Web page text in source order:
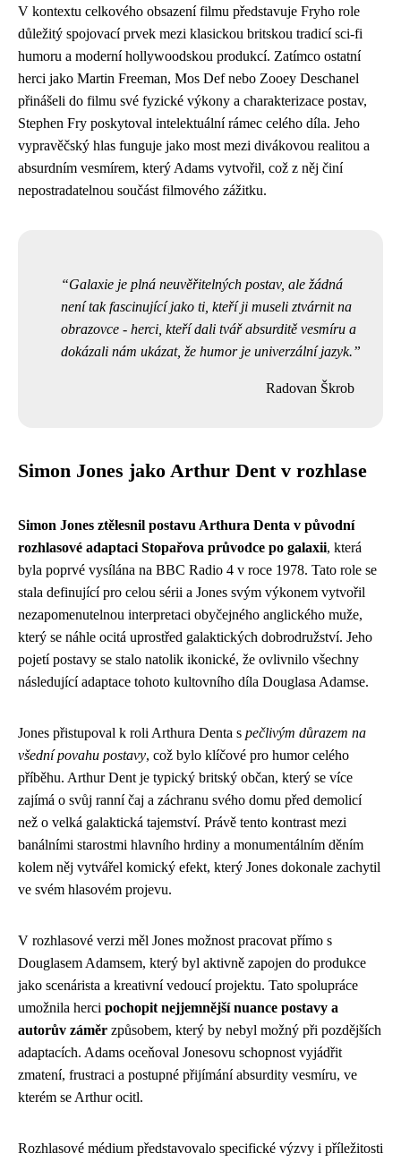
V kontextu celkového obsazení filmu představuje Fryho role
důležitý spojovací prvek mezi klasickou britskou tradicí sci-fi
humoru a moderní hollywoodskou produkcí. Zatímco ostatní
herci jako Martin Freeman, Mos Def nebo Zooey Deschanel
přinášeli do filmu své fyzické výkony a charakterizace postav,
Stephen Fry poskytoval intelektuální rámec celého díla. Jeho
vypravěčský hlas funguje jako most mezi divákovou realitou a
absurdním vesmírem, který Adams vytvořil, což z něj činí
nepostradatelnou součást filmového zážitku.
Galaxie je plná neuvěřitelných postav, ale žádná
není tak fascinující jako ti, kteří ji museli ztvárnit na
obrazovce - herci, kteří dali tvář absurditě vesmíru a
dokázali nám ukázat, že humor je univerzální jazyk.
Radovan Škrob
Simon Jones jako Arthur Dent v rozhlase
Simon Jones ztělesnil postavu Arthura Denta v původní
rozhlasové adaptaci Stopařova průvodce po galaxii, která
byla poprvé vysílána na BBC Radio 4 v roce 1978. Tato role se
stala definující pro celou sérii a Jones svým výkonem vytvořil
nezapomenutelnou interpretaci obyčejného anglického muže,
který se náhle ocitá uprostřed galaktických dobrodružství. Jeho
pojetí postavy se stalo natolik ikonické, že ovlivnilo všechny
následující adaptace tohoto kultovního díla Douglasa Adamse.
Jones přistupoval k roli Arthura Denta s pečlivým důrazem na
všední povahu postavy, což bylo klíčové pro humor celého
příběhu. Arthur Dent je typický britský občan, který se více
zajímá o svůj ranní čaj a záchranu svého domu před demolicí
než o velká galaktická tajemství. Právě tento kontrast mezi
banálními starostmi hlavního hrdiny a monumentálním děním
kolem něj vytvářel komický efekt, který Jones dokonale zachytil
ve svém hlasovém projevu.
V rozhlasové verzi měl Jones možnost pracovat přímo s
Douglasem Adamsem, který byl aktivně zapojen do produkce
jako scenárista a kreativní vedoucí projektu. Tato spolupráce
umožnila herci pochopit nejjemnější nuance postavy a
autorův záměr způsobem, který by nebyl možný při pozdějších
adaptacích. Adams oceňoval Jonesovu schopnost vyjádřit
zmatení, frustraci a postupné přijímání absurdity vesmíru, ve
kterém se Arthur ocitl.
Rozhlasové médium představovalo specifické výzvy i příležitosti